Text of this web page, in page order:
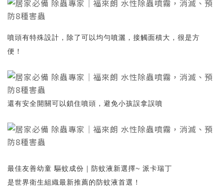
噴頭有特殊設計，除了可以均勻噴灑，接觸面積大，很是方
便！
還有安全開關可以鎖住噴頭，避免小孩誤拿誤噴
最佳友善幼童 驅蚊成份｜防蚊液新選擇~ 派卡瑞丁
是世界衛生組織最新推薦的防蚊液首選！